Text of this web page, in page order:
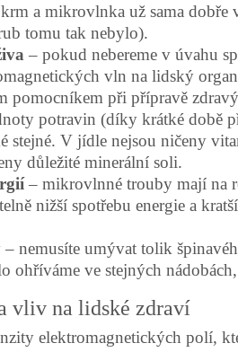
a mikrovlnka už sama
tomu tak nebylo).
– pokud nebereme v úvahu
vln na lidský
pomocníkem při přípravě
potravin (díky krátké době
stejné. V jídle nejsou ničeny
důležité minerální soli.
– mikrovlnné trouby mají na
nižší spotřebu energie a
– nemusíte umývat tolik
ohříváme ve stejných
vliv na lidské zdraví
elektromagnetických polí,